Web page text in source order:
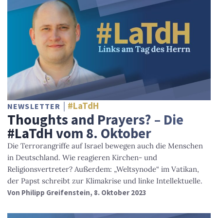
NEWSLETTER #LaTdH
Thoughts and Prayers? – Die
#LaTdH vom 8. Oktober
Die Terrorangriffe auf Israel bewegen auch die Menschen
in Deutschland. Wie reagieren Kirchen- und
Religionsvertreter? Außerdem: „Weltsynode“ im Vatikan,
der Papst schreibt zur Klimakrise und linke Intellektuelle.
Von Philipp Greifenstein, 8. Oktober 2023